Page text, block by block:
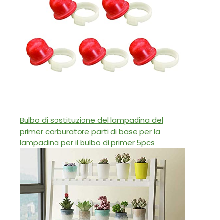
Bulbo di sostituzione del lampadina del
primer carburatore parti di base per la
lampadina per il bulbo di primer 5pcs